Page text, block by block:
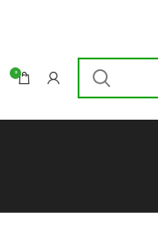
0